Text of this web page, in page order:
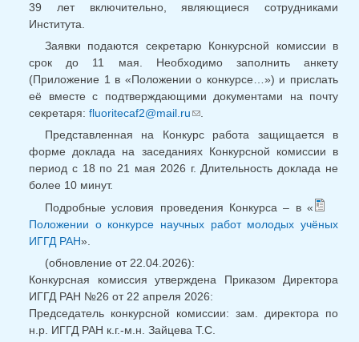
39 лет включительно, являющиеся сотрудниками
Института.
Заявки подаются секретарю Конкурсной комиссии в
срок до 11 мая. Необходимо заполнить анкету
(Приложение 1 в «Положении о конкурсе…») и прислать
её вместе с подтверждающими документами на почту
секретаря: fluoritecaf2@mail.ru
Представленная на Конкурс работа защищается в
форме доклада на заседаниях Конкурсной комиссии в
период с 18 по 21 мая 2026 г. Длительность доклада не
более 10 минут.
Подробные условия проведения Конкурса – в «
Положении о конкурсе научных работ молодых учёных
ИГГД РАН».
(обновление от 22.04.2026):
Конкурсная комиссия утверждена Приказом Директора
ИГГД РАН №26 от 22 апреля 2026:
Председатель конкурсной комиссии: зам. директора по
н.р. ИГГД РАН к.г.-м.н. Зайцева Т.С.